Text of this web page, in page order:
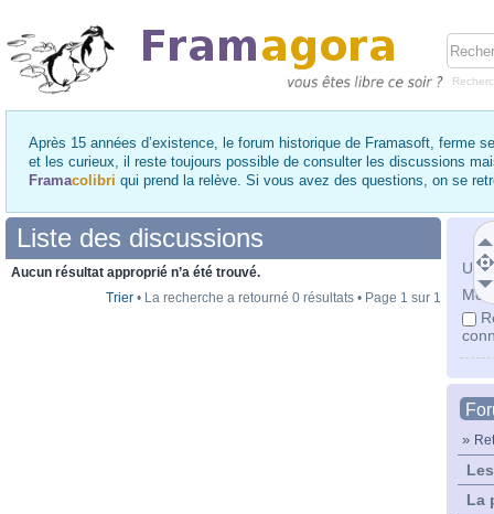
Après 15 années d’existence, le forum historique de Framasoft, ferme
et les curieux, il reste toujours possible de consulter les discussions
Framacolibri qui prend la relève. Si vous avez des questions, on se
Mot
»
La
Liste des discussions
Aucun résultat approprié n’a été trouvé.
Trier • La recherche a retourné 0 résultats • Page 1 sur 1